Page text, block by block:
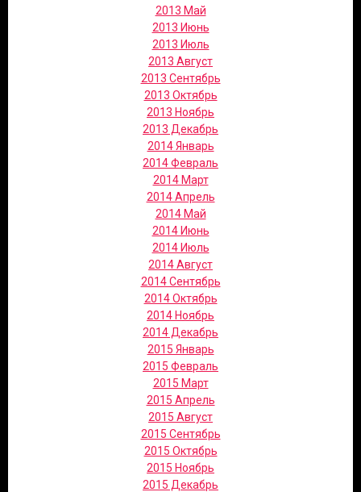
2013 Май
2013 Июнь
2013 Июль
2013 Август
2013 Сентябрь
2013 Октябрь
2013 Ноябрь
2013 Декабрь
2014 Январь
2014 Февраль
2014 Март
2014 Апрель
2014 Май
2014 Июнь
2014 Июль
2014 Август
2014 Сентябрь
2014 Октябрь
2014 Ноябрь
2014 Декабрь
2015 Январь
2015 Февраль
2015 Март
2015 Апрель
2015 Август
2015 Сентябрь
2015 Октябрь
2015 Ноябрь
2015 Декабрь